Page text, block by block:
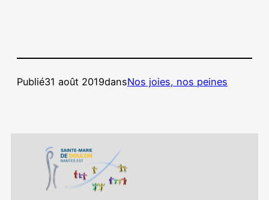
Publié31 août 2019dansNos joies, nos peines